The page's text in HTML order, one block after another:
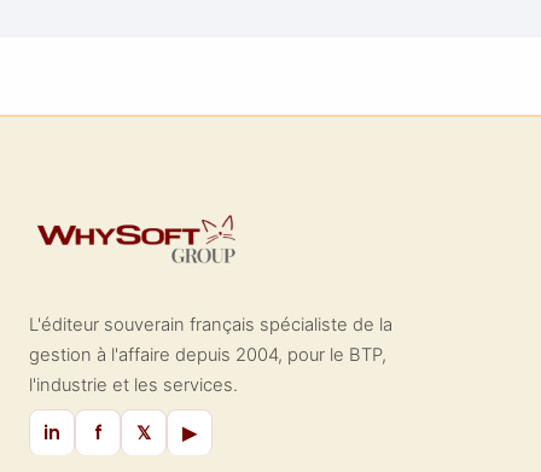
L'éditeur souverain français spécialiste de la
gestion à l'affaire depuis 2004, pour le BTP,
l'industrie et les services.
in f 𝕏 ▶